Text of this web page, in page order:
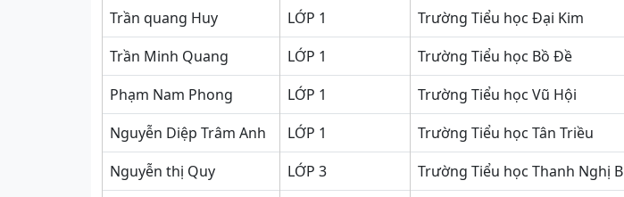
Trần quang Huy
LỚP 1 Trường Tiểu học Đại Kim
Trần Minh Quang
LỚP 1 Trường Tiểu học Bồ Đề
Phạm Nam Phong
LỚP 1 Trường Tiểu học Vũ Hội
Nguyễn Diệp Trâm Anh
LỚP 1 Trường Tiểu học Tân Triều
Nguyễn thị Quy
LỚP 3 Trường Tiểu học Thanh Nghị B